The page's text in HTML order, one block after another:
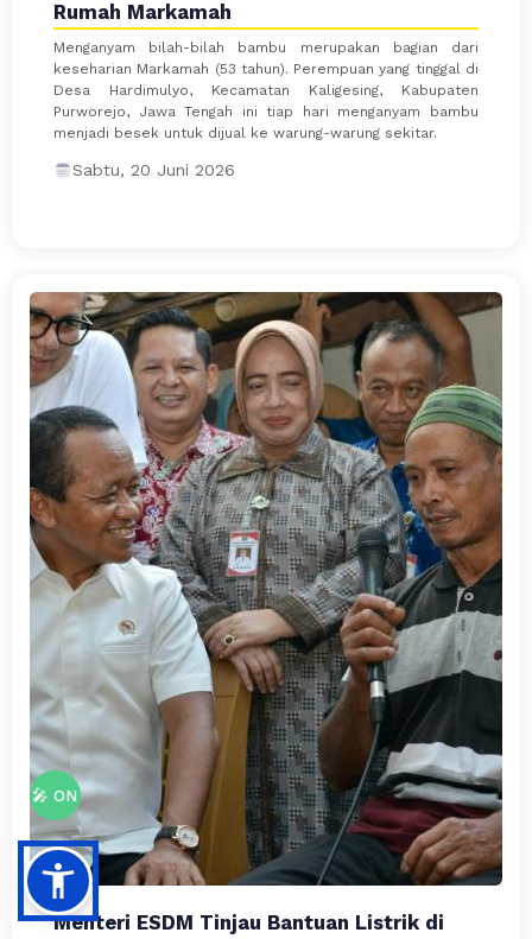
Rumah Markamah
Menganyam bilah-bilah bambu merupakan bagian dari
keseharian Markamah (53 tahun). Perempuan yang tinggal di
Desa Hardimulyo, Kecamatan Kaligesing, Kabupaten
Purworejo, Jawa Tengah ini tiap hari menganyam bambu
menjadi besek untuk dijual ke warung-warung sekitar.
Sabtu, 20 Juni 2026
Menteri ESDM Tinjau Bantuan Listrik di
🎤 ON